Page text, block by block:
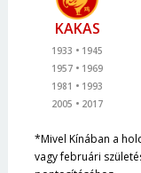
KAKAS
1933
1945
1957
1969
1981
1993
2005
2017
*Mivel Kínában a
vagy februári